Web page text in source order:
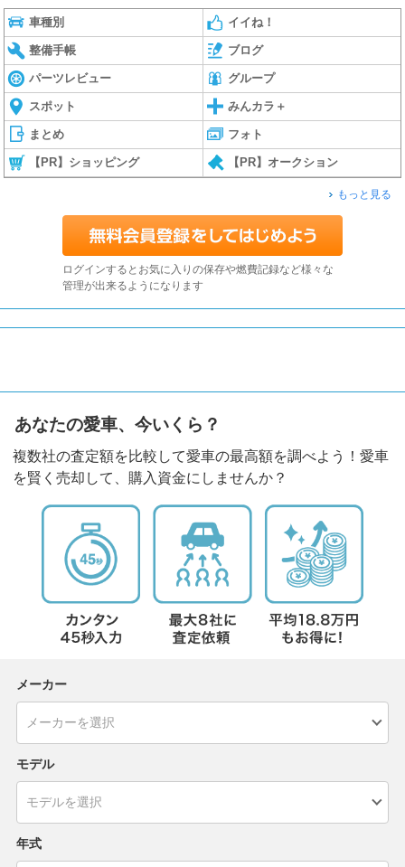
車種別 イイね！
整備手帳 ブログ
パーツレビュー グループ
スポット みんカラ＋
まとめ フォト
【PR】ショッピング 【PR】オークション
もっと見る
ログインするとお気に入りの保存や燃費記録など様々な
管理が出来るようになります
あなたの愛車、今いくら？
複数社の査定額を比較して愛車の最高額を調べよう！愛車
を賢く売却して、購入資金にしませんか？
メーカー
モデル
年式